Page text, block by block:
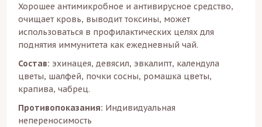
Хорошее антимикробное и антивирусное средство,
очищает кровь, выводит токсины, может
использоваться в профилактических целях для
поднятия иммунитета как ежедневный чай.
Состав: эхинацея, девясил, эвкалипт, календула
цветы, шалфей, почки сосны, ромашка цветы,
крапива, чабрец.
Противопоказания: Индивидуальная
непереносимость